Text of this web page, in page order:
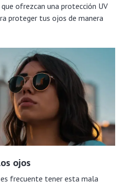
ofrezcan una protección UV
proteger tus ojos de manera
ojos
frecuente tener esta mala